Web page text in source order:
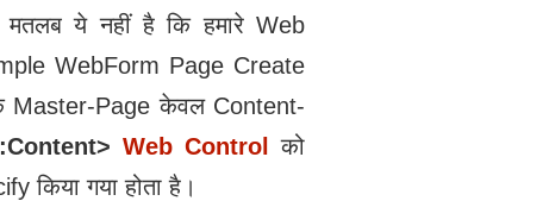
ये नहीं है कि हमारे Web
WebForm Page Create
Master-Page केवल Content-
Web Control
को
किया गया होता है।